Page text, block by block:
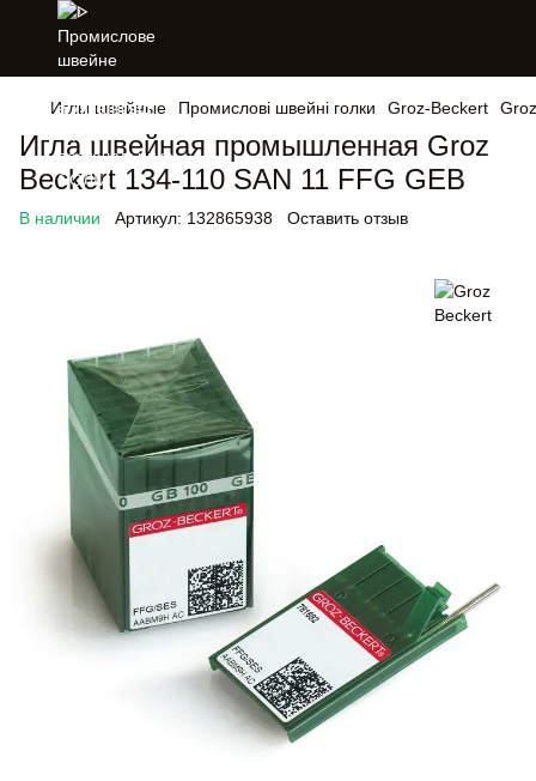
Иглы швейные Промислові швейні голки Groz-Beckert
Игла швейная промышленная Groz
Beckert 134-110 SAN 11 FFG GEB
В наличии Артикул: 132865938 Оставить отзыв